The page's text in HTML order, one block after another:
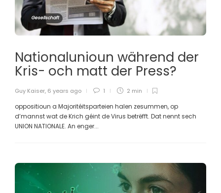
Gesellschaft
Nationalunioun während der
Kris- och matt der Press?
Guy Kaiser, 6 years ago 1 2 min
oppositioun a Majoritéitsparteien halen zesummen, op
d’mannst wat de Krich géint de Virus betrëfft. Dat nennt sech
UNION NATIONALE. An enger...